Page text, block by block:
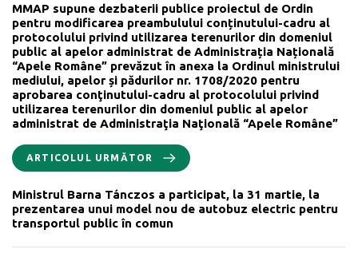
MMAP supune dezbaterii publice proiectul de Ordin
pentru modificarea preambulului conținutului-cadru al
protocolului privind utilizarea terenurilor din domeniul
public al apelor administrat de Administrația Națională
“Apele Române” prevăzut în anexa la Ordinul ministrului
mediului, apelor și pădurilor nr. 1708/2020 pentru
aprobarea conţinutului-cadru al protocolului privind
utilizarea terenurilor din domeniul public al apelor
administrat de Administraţia Naţională “Apele Române”
ARTICOLUL URMĂTOR
Ministrul Barna Tánczos a participat, la 31 martie, la
prezentarea unui model nou de autobuz electric pentru
transportul public în comun